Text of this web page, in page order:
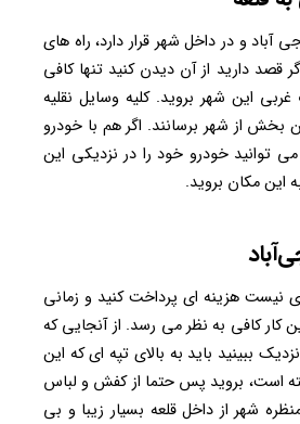
آباد و در داخل شهر قرار دارد، راه های
قصد دارید از آن دیدن کنید تنها کافی
این شهر بروید. کلیه وسایل نقلیه
بخش از شهر برسانند. اگر هم با خودرو
خودرو خود را در نزدیکی این
این مکان بروید.
نیست هزینه ای پرداخت کنید و زمانی
کار کافی به نظر می رسد. از آنجایی که
نزدیک ببینید باید به بالای تپه ای که این
است، بروید پس حتما از کفش و لباس
شهر از داخل قلعه بسیار زیبا و بی